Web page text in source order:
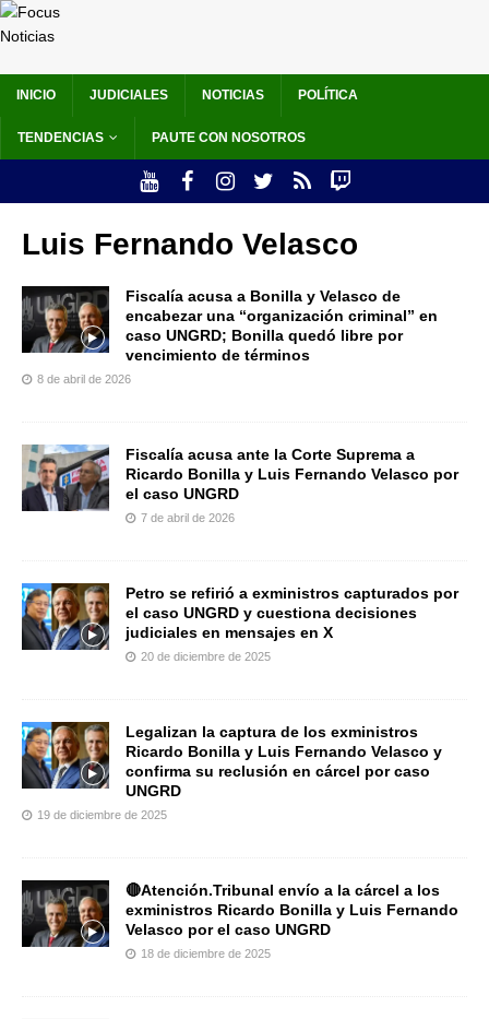
INICIO JUDICIALES NOTICIAS POLÍTICA
TENDENCIAS PAUTE CON NOSOTROS
Luis Fernando Velasco
Fiscalía acusa a Bonilla y Velasco de
encabezar una “organización criminal” en
caso UNGRD; Bonilla quedó libre por
vencimiento de términos
8 de abril de 2026
Fiscalía acusa ante la Corte Suprema a
Ricardo Bonilla y Luis Fernando Velasco por
el caso UNGRD
7 de abril de 2026
Petro se refirió a exministros capturados por
el caso UNGRD y cuestiona decisiones
judiciales en mensajes en X
20 de diciembre de 2025
Legalizan la captura de los exministros
Ricardo Bonilla y Luis Fernando Velasco y
confirma su reclusión en cárcel por caso
UNGRD
19 de diciembre de 2025
🔴Atención.Tribunal envío a la cárcel a los
exministros Ricardo Bonilla y Luis Fernando
Velasco por el caso UNGRD
18 de diciembre de 2025